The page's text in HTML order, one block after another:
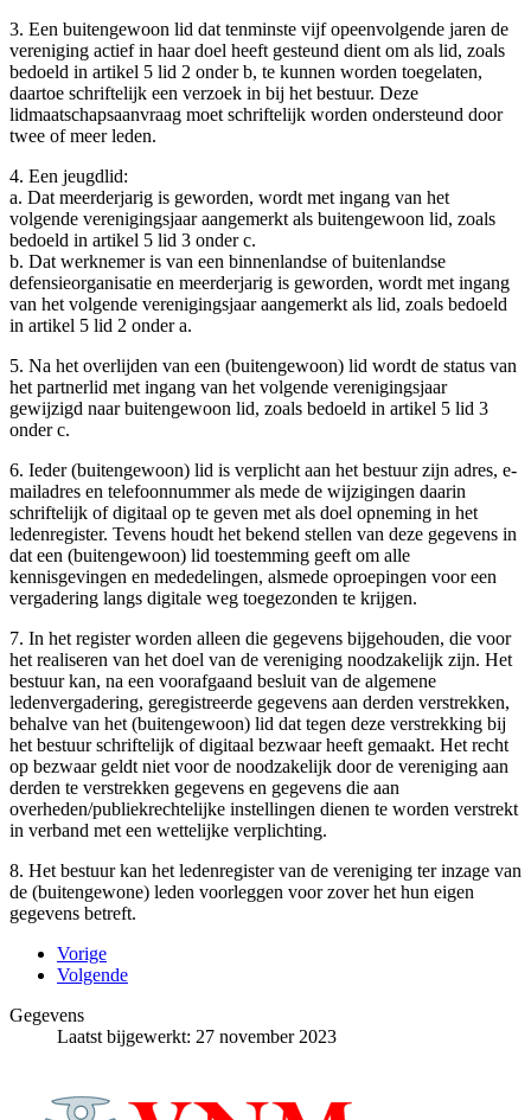
3. Een buitengewoon lid dat tenminste vijf opeenvolgende jaren de
vereniging actief in haar doel heeft gesteund dient om als lid, zoals
bedoeld in artikel 5 lid 2 onder b, te kunnen worden toegelaten,
daartoe schriftelijk een verzoek in bij het bestuur. Deze
lidmaatschapsaanvraag moet schriftelijk worden ondersteund door
twee of meer leden.
4. Een jeugdlid:
a. Dat meerderjarig is geworden, wordt met ingang van het
volgende verenigingsjaar aangemerkt als buitengewoon lid, zoals
bedoeld in artikel 5 lid 3 onder c.
b. Dat werknemer is van een binnenlandse of buitenlandse
defensieorganisatie en meerderjarig is geworden, wordt met ingang
van het volgende verenigingsjaar aangemerkt als lid, zoals bedoeld
in artikel 5 lid 2 onder a.
5. Na het overlijden van een (buitengewoon) lid wordt de status van
het partnerlid met ingang van het volgende verenigingsjaar
gewijzigd naar buitengewoon lid, zoals bedoeld in artikel 5 lid 3
onder c.
6. Ieder (buitengewoon) lid is verplicht aan het bestuur zijn adres, e-
mailadres en telefoonnummer als mede de wijzigingen daarin
schriftelijk of digitaal op te geven met als doel opneming in het
ledenregister. Tevens houdt het bekend stellen van deze gegevens in
dat een (buitengewoon) lid toestemming geeft om alle
kennisgevingen en mededelingen, alsmede oproepingen voor een
vergadering langs digitale weg toegezonden te krijgen.
7. In het register worden alleen die gegevens bijgehouden, die voor
het realiseren van het doel van de vereniging noodzakelijk zijn. Het
bestuur kan, na een voorafgaand besluit van de algemene
ledenvergadering, geregistreerde gegevens aan derden verstrekken,
behalve van het (buitengewoon) lid dat tegen deze verstrekking bij
het bestuur schriftelijk of digitaal bezwaar heeft gemaakt. Het recht
op bezwaar geldt niet voor de noodzakelijk door de vereniging aan
derden te verstrekken gegevens en gegevens die aan
overheden/publiekrechtelijke instellingen dienen te worden verstrekt
in verband met een wettelijke verplichting.
8. Het bestuur kan het ledenregister van de vereniging ter inzage van
de (buitengewone) leden voorleggen voor zover het hun eigen
gegevens betreft.
Vorige
Volgende
Gegevens
Laatst bijgewerkt: 27 november 2023